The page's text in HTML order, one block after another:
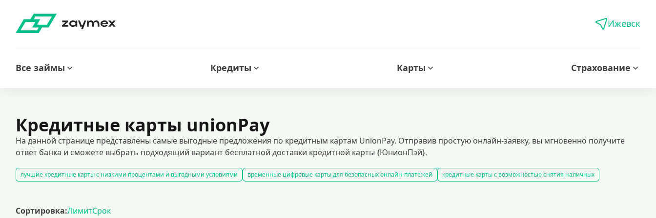
Ижевск
Все займы Кредиты Карты Страхование
Кредитные карты unionPay
На данной странице представлены самые выгодные предложения по кредитным картам UnionPay. Отправив простую онлайн-заявку, вы мгновенно получите
ответ банка и сможете выбрать подходящий вариант бесплатной доставки кредитной карты {ЮнионПэй}.
лучшие кредитные карты с низкими процентами и выгодными условиями временные цифровые карты для безопасных онлайн-платежей
кредитные карты с возможностью снятия наличных
кредитные карты с льготным периодом
Сортировка:ЛимитСрок